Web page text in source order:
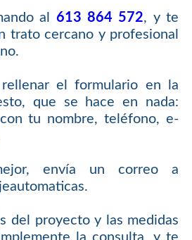
al 613 864 572, y te
trato cercano y profesional
rellenar el formulario en la
que se hace en nada:
tu nombre, teléfono, e-
envía un correo a
del proyecto y las medidas